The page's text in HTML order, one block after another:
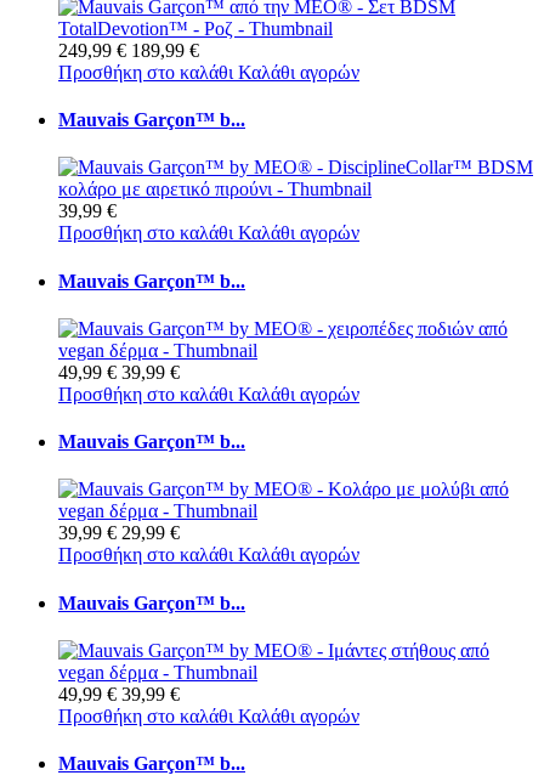
249,99 € 189,99 €
Προσθήκη στο καλάθι Καλάθι αγορών
Mauvais Garçon™ b...
39,99 €
Προσθήκη στο καλάθι Καλάθι αγορών
Mauvais Garçon™ b...
49,99 € 39,99 €
Προσθήκη στο καλάθι Καλάθι αγορών
Mauvais Garçon™ b...
39,99 € 29,99 €
Προσθήκη στο καλάθι Καλάθι αγορών
Mauvais Garçon™ b...
49,99 € 39,99 €
Προσθήκη στο καλάθι Καλάθι αγορών
Mauvais Garçon™ b...